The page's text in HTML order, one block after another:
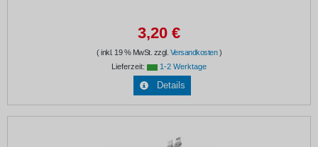
3,20 €
( inkl. 19 % MwSt. zzgl. Versandkosten)
Lieferzeit:
1-2 Werktage
Details